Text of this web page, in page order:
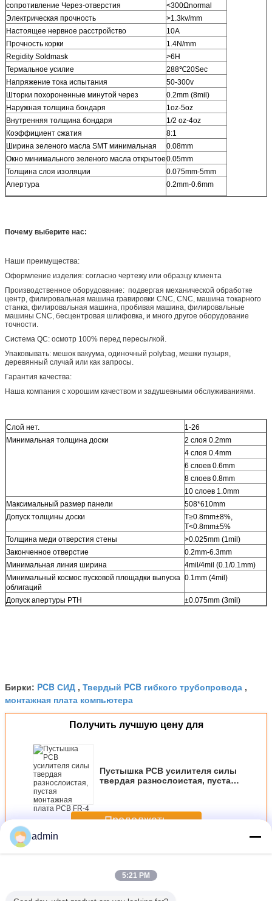
сопротивление Через-отверстия
<300Ωnormal
Электрическая прочность
>1.3kv/mm
Настоящее нервное расстройство
10A
Прочность корки
1.4N/mm
Regidity Soldmask
>6H
Термальное усилие
288℃20Sec
Напряжение тока испытания
50-300v
Шторки похороненные минутой через
0.2mm (8mil)
Наружная толщина бондаря
1oz-5oz
Внутренняя толщина бондаря
1/2 oz-4oz
Коэффициент сжатия
8:1
Ширина зеленого масла SMT минимальная
0.08mm
Окно минимального зеленого масла открытое0.05mm
Толщина слоя изоляции
0.075mm-5mm
Апертура
0.2mm-0.6mm
Почему выберите нас:
Наши преимущества:
Оформление изделия: согласно чертежу или образцу клиента
Производственное оборудование: подвергая механической обработке
центр, филировальная машина гравировки CNC, CNC, машина токарного
станка, филировальная машина, пробивая машина, филировальные
машины CNC, бесцентровая шлифовка, и много другое оборудование
точности.
Система QC: осмотр 100% перед пересылкой.
Упаковывать: мешок вакуума, одиночный polybag, мешки пузыря,
деревянный случай или как запросы.
Гарантия качества:
Наша компания с хорошим качеством и задушевными обслуживаниями.
Слой нет.
1-26
Минимальная толщина доски
2 слоя 0.2mm
4 слоя 0.4mm
6 слоев 0.6mm
8 слоев 0.8mm
10 слоев 1.0mm
Максимальный размер панели
508*610mm
Допуск толщины доски
T≥0.8mm±8%,
T<0.8mm±5%
Толщина меди отверстия стены
>0.025mm (1mil)
Законченное отверстие
0.2mm-6.3mm
Минимальная линия ширина
4mil/4mil (0.1/0.1mm)
Минимальный космос пусковой площадки выпуска
облигаций
0.1mm (4mil)
Допуск апертуры PTH ±0.075mm (3mil)
Бирки: PCB СИД , Твердый PCB гибкого трубопровода ,
монтажная плата компьютера
Получить лучшую цену для
Пустышка PCB усилителя силы
твердая разнослоистая, пустая
Продолжать
БольшеЖесткие совета PCB
admin
5:21 PM